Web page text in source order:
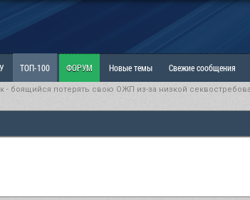
ТОП-100 ФОРУМ Новые темы Свежие сообщения
Выскажись! РАЗДЕЛ:
- боящийся потерять свою ОЖП из-за низкой